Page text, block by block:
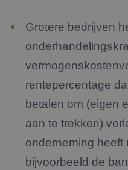
Grotere bedrijven
rentepercentage
betalen om (eigen
aan te trekken)
onderneming heeft
bijvoorbeeld de